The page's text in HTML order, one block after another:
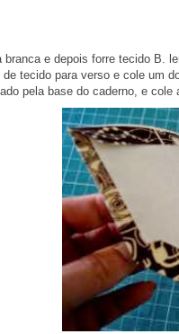
e depois forre tecido B.
tecido para verso e cole um
pela base do caderno, e cole